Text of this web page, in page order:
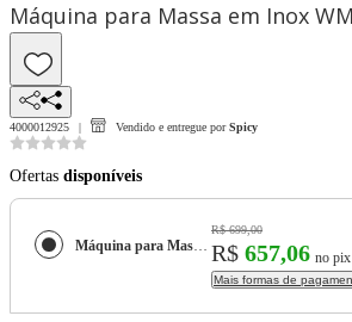
Máquina para Massa em Inox
4000012925 Vendido e entregue por Spicy
Ofertas disponíveis
Máquina para Massa em Inox WMF
R$ 699,00
R$ 657,06 no pix
Mais formas de